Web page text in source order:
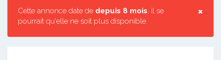
×
Cette annonce date de depuis 8 mois, il se
pourrait qu'elle ne soit plus disponible.